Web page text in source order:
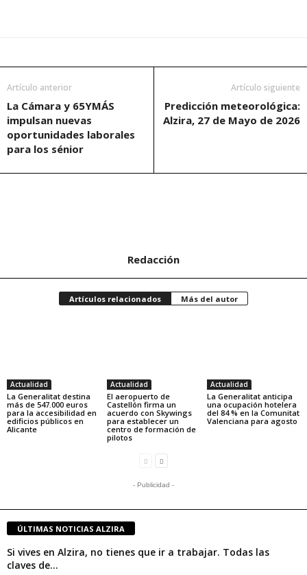
Artículo anterior
La Cámara y 65YMÁS
impulsan nuevas
oportunidades laborales
para los sénior
Artículo siguiente
Predicción meteorológica:
Alzira, 27 de Mayo de 2026
Redacción
Artículos relacionados Más del autor
Actualidad
La Generalitat destina
más de 547.000 euros
para la accesibilidad en
edificios públicos en
Alicante
Actualidad
El aeropuerto de
Castellón firma un
acuerdo con Skywings
para establecer un
centro de formación de
pilotos
Actualidad
La Generalitat anticipa
una ocupación hotelera
del 84 % en la Comunitat
Valenciana para agosto
- Publicidad -
ÚLTIMAS NOTICIAS ALZIRA
Si vives en Alzira, no tienes que ir a trabajar. Todas las
claves de...